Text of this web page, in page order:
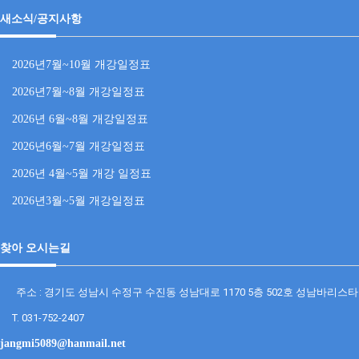
새소식/공지사항
2026년7월~10월 개강일정표
2026년7월~8월 개강일정표
2026년 6월~8월 개강일정표
2026년6월~7월 개강일정표
2026년 4월~5월 개강 일정표
2026년3월~5월 개강일정표
찾아 오시는길
주소 : 경기도 성남시 수정구 수진동 성남대로 1170 5층 502호 성남바리스
T. 031-752-2407
jangmi5089@hanmail.net